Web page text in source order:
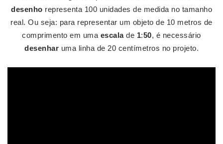
desenho representa 100 unidades de medida no tamanho
real. Ou seja: para representar um objeto de 10 metros de
comprimento em uma escalade 1:50, é necessário
desenhar uma linha de 20 centímetros no projeto.